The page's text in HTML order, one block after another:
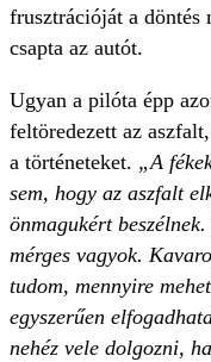
frusztrációját a
csapta az autót.
Ugyan a pilóta épp
feltöredezett az
a történeteket. „A
sem, hogy az aszfalt
önmagukért
mérges vagyok.
tudom, mennyire
egyszerűen
nehéz vele dolgozni,